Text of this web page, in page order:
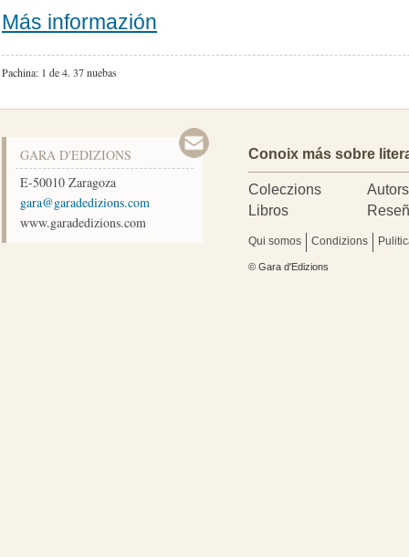
Más informazión
Pachina: 1 de 4. 37 nuebas
GARA D'EDIZIONS
E-50010 Zaragoza
moc.snoizidedarag@arag
www.garadedizions.com
Conoix más sobre
Coleczions
Autors
Libros
Qui somos Condizions
© Gara d'Edizions